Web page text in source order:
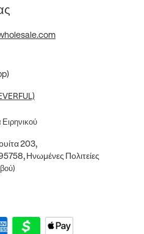
203,
Ηνωμένες Πολιτείες